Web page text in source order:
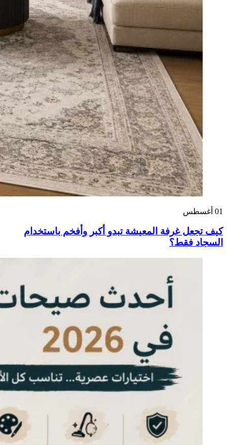
01 أغسطس
كيف تجعل غرفة المعيشة تبدو أكبر وأفخم باستخدام
السجاد فقط؟